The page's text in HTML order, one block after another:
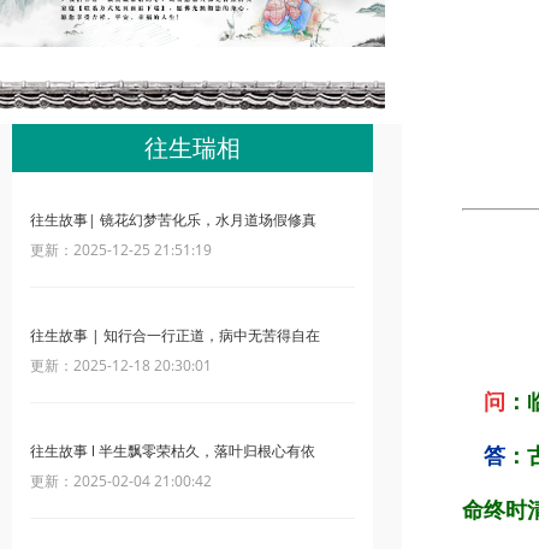
往生瑞相
往生故事| 镜花幻梦苦化乐，水月道场假修真
更新：2025-12-25 21:51:19
往生故事 | 知行合一行正道，病中无苦得自在
更新：2025-12-18 20:30:01
往生故事 l 半生飘零荣枯久，落叶归根心有依
更新：2025-02-04 21:00:42
问
答：
命终时